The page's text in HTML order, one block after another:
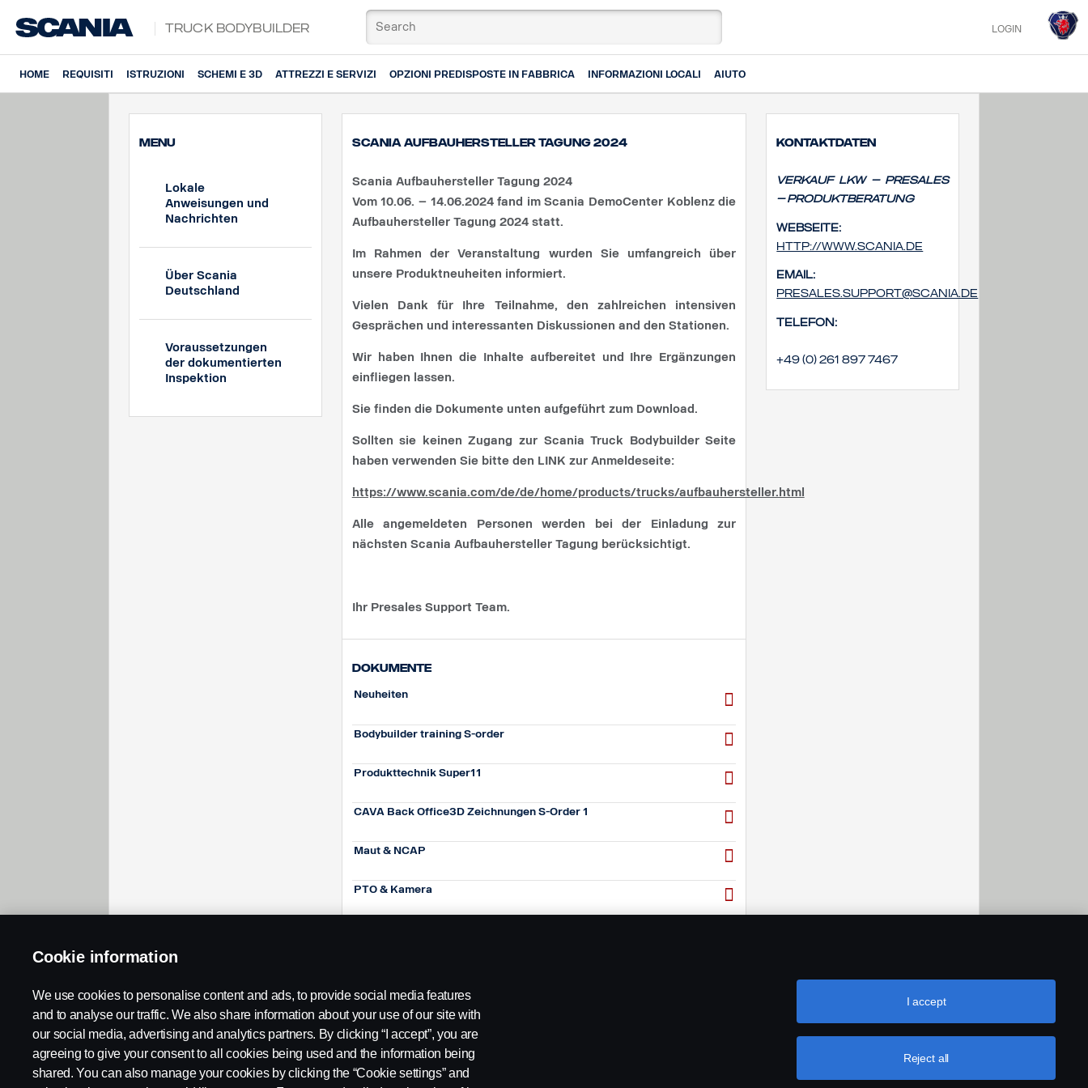
Truck Bodybuilder LOGIN
HOME REQUISITI ISTRUZIONI SCHEMI E 3D ATTREZZI E SERVIZI OPZIONI PREDISPOSTE IN FABBRICA INFORMAZIONI LOCALI AIUTO
MENU
Lokale
Anweisungen und
Nachrichten
Über Scania
Deutschland
Voraussetzungen
der dokumentierten
Inspektion
Scania Aufbauhersteller Tagung 2024
Scania Aufbauhersteller Tagung 2024
Vom 10.06. – 14.06.2024 fand im Scania DemoCenter Koblenz die
Aufbauhersteller Tagung 2024 statt.
Im Rahmen der Veranstaltung wurden Sie umfangreich über
unsere Produktneuheiten informiert.
Vielen Dank für Ihre Teilnahme, den zahlreichen intensiven
Gesprächen und interessanten Diskussionen and den Stationen.
Wir haben Ihnen die Inhalte aufbereitet und Ihre Ergänzungen
einfliegen lassen.
Sie finden die Dokumente unten aufgeführt zum Download.
Sollten sie keinen Zugang zur Scania Truck Bodybuilder Seite
haben verwenden Sie bitte den LINK zur Anmeldeseite:
https://www.scania.com/de/de/home/products/trucks/aufbauhersteller.html
Alle angemeldeten Personen werden bei der Einladung zur
nächsten Scania Aufbauhersteller Tagung berücksichtigt.
Ihr Presales Support Team.
Dokumente
Neuheiten
Bodybuilder training S-order
Produkttechnik Super11
CAVA Back Office3D Zeichnungen S-Order 1
Maut & NCAP
PTO & Kamera
Kontaktdaten
Verkauf Lkw – Presales
– Produktberatung
Webseite:
http://www.scania.de
Email:
presales.support@scania.de
Telefon:
+49 (0) 261 897 7467
Cookie information
We use cookies to personalise content and ads, to provide social media features
and to analyse our traffic. We also share information about your use of our site with
our social media, advertising and analytics partners. By clicking “I accept”, you are
agreeing to give your consent to all cookies being used and the information being
shared. You can also manage your cookies by clicking the “Cookie settings” and
Reject all
I accept